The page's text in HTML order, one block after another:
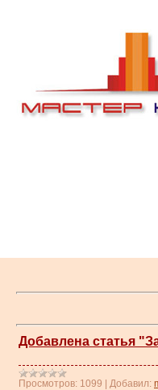
Добавлена статья
Просмотров: 1099 Добавил: